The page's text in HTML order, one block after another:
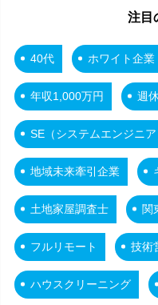
注目
40代 ホワイト企業
年収1,000万円 週
SE（システムエンジニア
地域未来牽引企業
土地家屋調査士 関
フルリモート 技術
ハウスクリーニング